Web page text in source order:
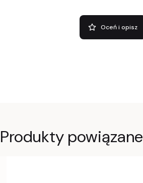
Oceń i opisz
Produkty powiązane